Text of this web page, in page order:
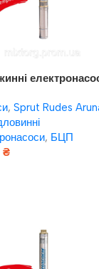
БЦП 1,8-28У*
10 м, сталевий
, Sprut Rudes
, БЦП
₴